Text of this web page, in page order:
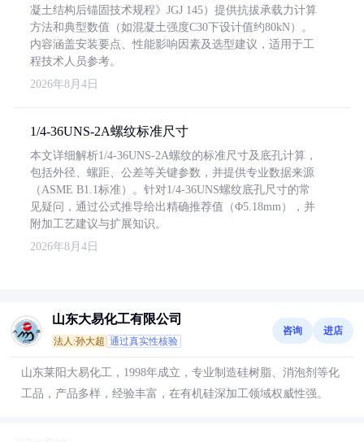
凝土结构后锚固技术规程》JGJ 145）提供抗拔承载力计算
方法和典型数值（如混凝土强度C30下设计值约80kN）。
内容涵盖安装要点、性能影响因素及选型建议，适用于工
程技术人员参考。
2026年8月4日
1/4-36UNS-2A螺纹标准尺寸
本文详细解析1/4-36UNS-2A螺纹的标准尺寸及底孔计算，
包括外径、螺距、公差等关键参数，并提供专业数据来源
（ASME B1.1标准）。针对1/4-36UNS螺纹底孔尺寸的常
见疑问，通过公式推导给出精确推荐值（Φ5.18mm），并
附加工艺建议与扩展知识。
2026年8月4日
山东大易化工有限公司
法人:孙大超 通过真实性核验
咨询 进店
山东莱阳大易化工，1998年成立，专业制造硅树脂、消泡剂等化
工品，产品多样，经验丰富，在有机硅深加工领域权威性强。